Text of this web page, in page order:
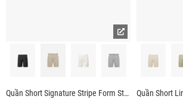
Quần Short Signature Stripe Form Straight QS088